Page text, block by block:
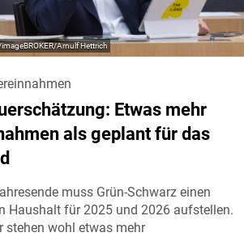
Arnulf Hettrich
Etwas mehr
als geplant für das
muss Grün-Schwarz einen
Haushalt für 2025 und 2026 aufstellen.
stehen wohl etwas mehr